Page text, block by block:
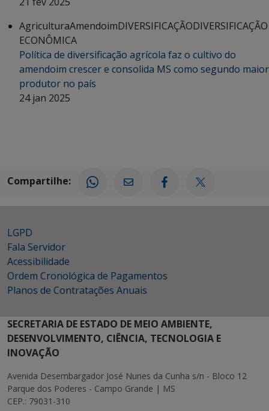
AgriculturaAmendoimDIVERSIFICAÇÃODIVERSIFICAÇÃO
ECONÔMICA
Política de diversificação agrícola faz o cultivo do
amendoim crescer e consolida MS como segundo maior
produtor no país
24 jan 2025
Compartilhe:
LGPD
Fala Servidor
Acessibilidade
Ordem Cronológica de Pagamentos
Planos de Contratações Anuais
SECRETARIA DE ESTADO DE MEIO AMBIENTE,
DESENVOLVIMENTO, CIÊNCIA, TECNOLOGIA E
INOVAÇÃO
Avenida Desembargador José Nunes da Cunha s/n - Bloco 12
Parque dos Poderes - Campo Grande | MS
CEP.: 79031-310